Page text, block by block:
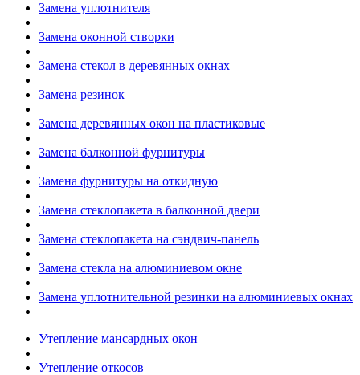
Замена уплотнителя
Замена оконной створки
Замена стекол в деревянных окнах
Замена резинок
Замена деревянных окон на пластиковые
Замена балконной фурнитуры
Замена фурнитуры на откидную
Замена стеклопакета в балконной двери
Замена стеклопакета на сэндвич-панель
Замена стекла на алюминиевом окне
Замена уплотнительной резинки на алюминиевых окнах
Утепление мансардных окон
Утепление откосов